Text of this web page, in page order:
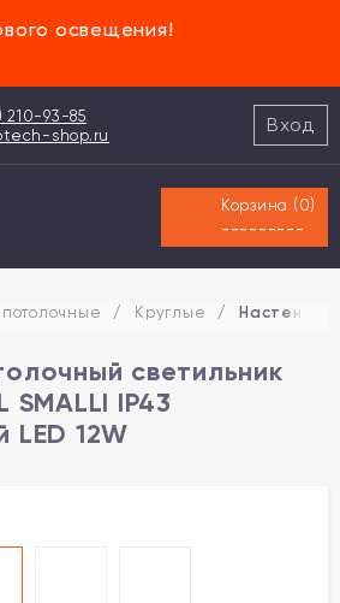
освещения!
210-93-85
shop.ru
Вход
Корзина ( 0)
---------
/ Круглые / Настенно-
светильник
IP43
LED 12W